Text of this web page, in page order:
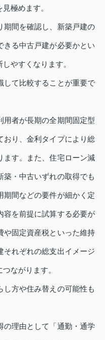
極めます。
期間を確認し、新築戸建の
きる中古戸建が必要かとい
やすくなります。
して比較することが重要で
用者が長期の全期間固定型
おり、金利タイプにより総
ます。また、住宅ローン減
・中古いずれの取得でも
期間などの要件が細かく定
容を前提に試算する必要が
や固定資産税といった維持
それぞれの総支出イメージ
ながります。
方や住み替えの可能性も
の理由として「通勤・通学